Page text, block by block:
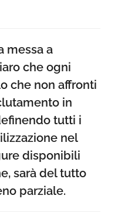
messa a
che ogni
che non affronti
in
tutti i
nel
disponibili
sarà del tutto
parziale.